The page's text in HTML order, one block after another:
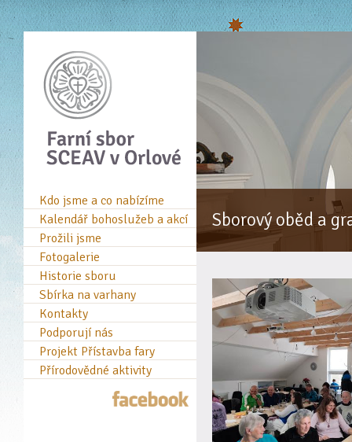
Kdo jsme a co nabízíme
Kalendář bohoslužeb a akcí
Prožili jsme
Fotogalerie
Historie sboru
Sbírka na varhany
Kontakty
Podporují nás
Projekt Přístavba fary
Přírodovědné aktivity
Sborový oběd a